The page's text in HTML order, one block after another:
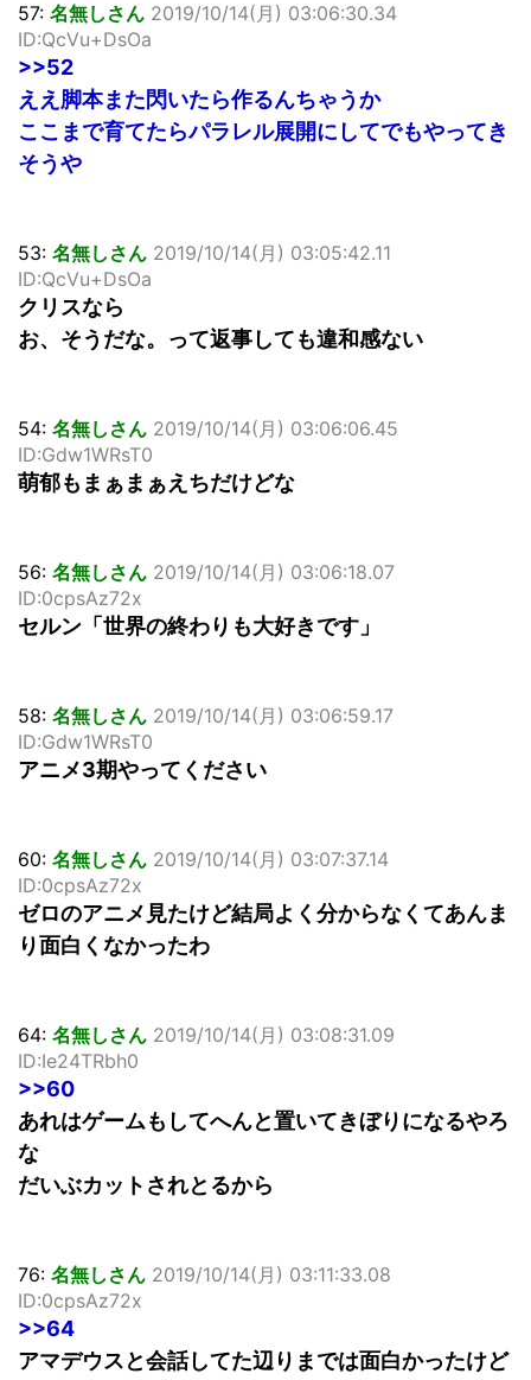
57: 名無しさん 2019/10/14(月) 03:06:30.34
ID:QcVu+DsOa
>>52
ええ脚本また閃いたら作るんちゃうか
ここまで育てたらパラレル展開にしてでもやってき
そうや
53: 名無しさん 2019/10/14(月) 03:05:42.11
ID:QcVu+DsOa
クリスなら
お、そうだな。って返事しても違和感ない
54: 名無しさん 2019/10/14(月) 03:06:06.45
ID:Gdw1WRsT0
萌郁もまぁまぁえちだけどな
56: 名無しさん 2019/10/14(月) 03:06:18.07
ID:0cpsAz72x
セルン「世界の終わりも大好きです」
58: 名無しさん 2019/10/14(月) 03:06:59.17
ID:Gdw1WRsT0
アニメ3期やってください
60: 名無しさん 2019/10/14(月) 03:07:37.14
ID:0cpsAz72x
ゼロのアニメ見たけど結局よく分からなくてあんま
り面白くなかったわ
64: 名無しさん 2019/10/14(月) 03:08:31.09
ID:Ie24TRbh0
>>60
あれはゲームもしてへんと置いてきぼりになるやろ
な
だいぶカットされとるから
76: 名無しさん 2019/10/14(月) 03:11:33.08
ID:0cpsAz72x
>>64
アマデウスと会話してた辺りまでは面白かったけど